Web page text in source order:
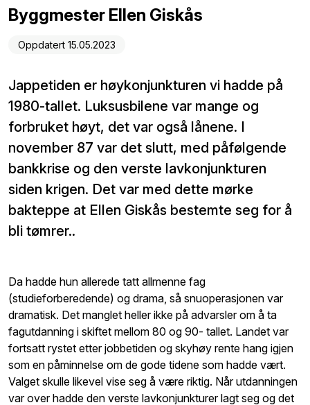
Byggmester Ellen Giskås
Oppdatert 15.05.2023
Jappetiden er høykonjunkturen vi hadde på
1980-tallet. Luksusbilene var mange og
forbruket høyt, det var også lånene. I
november 87 var det slutt, med påfølgende
bankkrise og den verste lavkonjunkturen
siden krigen. Det var med dette mørke
bakteppe at Ellen Giskås bestemte seg for å
bli tømrer..
Da hadde hun allerede tatt allmenne fag
(studieforberedende) og drama, så snuoperasjonen var
dramatisk. Det manglet heller ikke på advarsler om å ta
fagutdanning i skiftet mellom 80 og 90- tallet. Landet var
fortsatt rystet etter jobbetiden og skyhøy rente hang igjen
som en påminnelse om de gode tidene som hadde vært.
Valget skulle likevel vise seg å være riktig. Når utdanningen
var over hadde den verste lavkonjunkturer lagt seg og det